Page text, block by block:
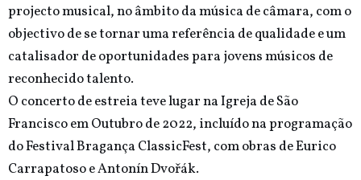
projecto musical, no âmbito da música de câmara, com o
objectivo de se tornar uma referência de qualidade e um
catalisador de oportunidades para jovens músicos de
reconhecido talento.
O concerto de estreia teve lugar na Igreja de São
Francisco em Outubro de 2022, incluído na programação
do Festival Bragança ClassicFest, com obras de Eurico
Carrapatoso e Antonín Dvořák.